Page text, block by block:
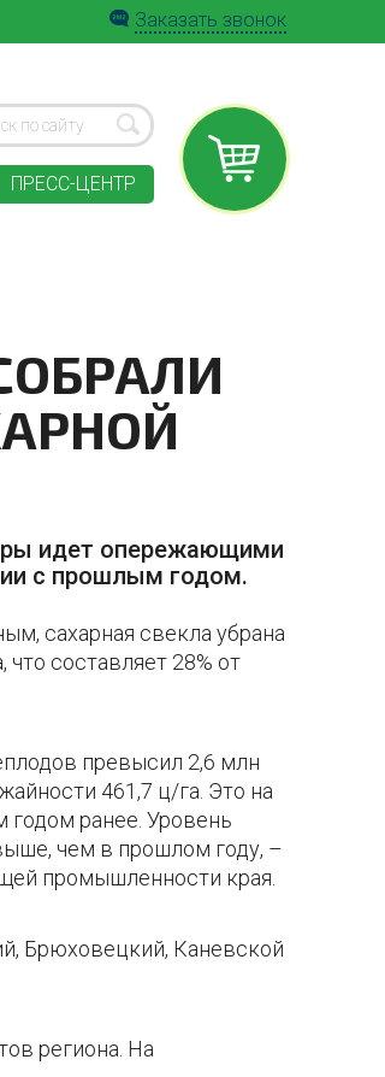
Заказать звонок
ПРЕСС-ЦЕНТР
идет опережающими
с прошлым годом.
сахарная свекла убрана
что составляет 28% от
превысил 2,6 млн
461,7 ц/га. Это на
годом ранее. Уровень
чем в прошлом году, –
промышленности края.
Брюховецкий, Каневской
региона. На